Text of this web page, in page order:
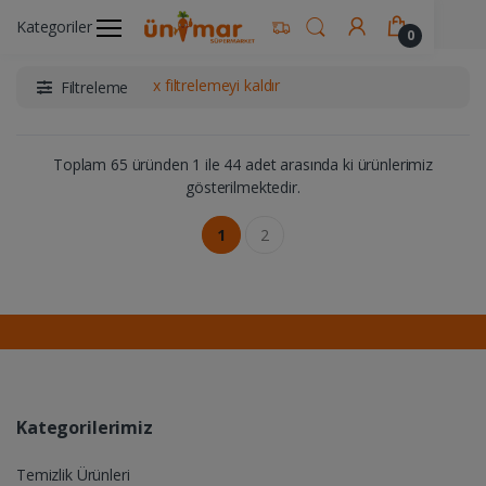
Kategoriler 0
Ünimar Anasayfa Manav
Filtreleme x filtrelemeyi kaldır
Toplam 65 üründen 1 ile 44 adet arasında ki ürünlerimiz
gösterilmektedir.
1 2
Kategorilerimiz
Temizlik Ürünleri